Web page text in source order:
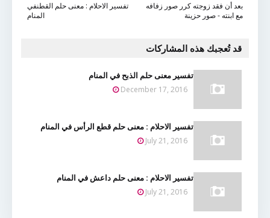
تفسير الاحلام : معنى حلم القطنفي
المنام
بعد أن فقد زوجته كرر صور زفافه
مع ابنته - صور حزينة
قد تُعجبك هذه المشاركات
تفسير معنى حلم الذبح في المنام
December 17, 2016
تفسير الاحلام : معنى حلم قطع الرأس في المنام
July 21, 2016
تفسير الاحلام : معنى حلم داعش في المنام
July 21, 2016